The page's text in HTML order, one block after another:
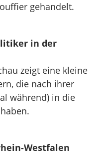
gehandelt.
in der
zeigt eine kleine
die nach ihrer
während) in die
Westfalen